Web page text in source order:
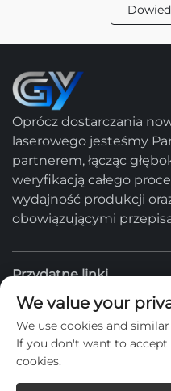
Oprócz dostarczania
laserowego jesteśmy
partnerem, łącząc
weryfikacją całego
wydajność produkcji
obowiązującymi
Przydatne linki
Produkty
Skontaktuj się z nami
We value your
We use cookies and
If you don't want to accept
cookies.